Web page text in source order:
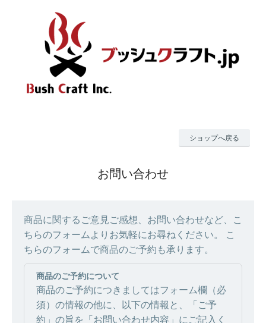
ショップへ戻る
お問い合わせ
商品に関するご意見ご感想、お問い合わせなど、こ
ちらのフォームよりお気軽にお尋ねください。 こ
ちらのフォームで商品のご予約も承ります。
商品のご予約について
商品のご予約につきましてはフォーム欄（必
須）の情報の他に、以下の情報と、「ご予
約」の旨を「お問い合わせ内容」にご記入く